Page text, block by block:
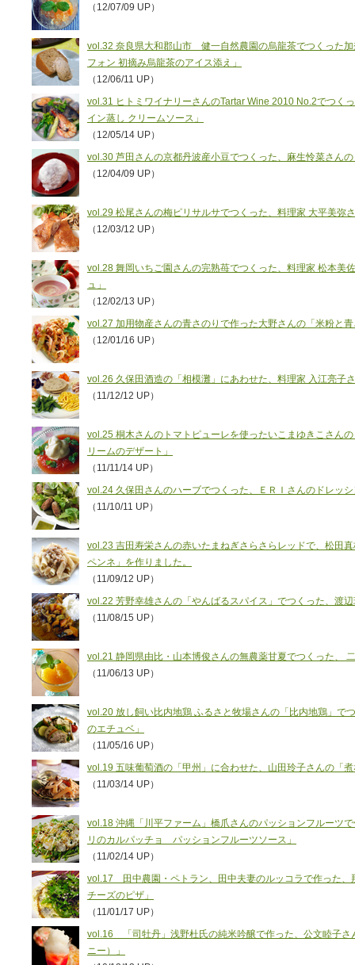
（12/07/09 UP）
vol.32 奈良県大和郡山市 健一自然農園の烏龍茶でつくった
フォン 初摘み烏龍茶のアイス添え」
（12/06/11 UP）
vol.31 ヒトミワイナリーさんのTartar Wine 2010 No.2でつく
イン蒸し クリームソース」
（12/05/14 UP）
vol.30 芦田さんの京都丹波産小豆でつくった、麻生怜菜さん
（12/04/09 UP）
vol.29 松尾さんの梅ピリサルサでつくった、料理家 大平美弥
（12/03/12 UP）
vol.28 舞岡いちご園さんの完熟苺でつくった、料理家 松本美
ュ」
（12/02/13 UP）
vol.27 加用物産さんの青さのりで作った大野さんの「米粉と
（12/01/16 UP）
vol.26 久保田酒造の「相模灘」にあわせた、料理家 入江亮子
（11/12/12 UP）
vol.25 桐木さんのトマトピューレを使ったいこまゆきこさん
リームのデザート」
（11/11/14 UP）
vol.24 久保田さんのハーブでつくった、ＥＲＩさんのドレッ
（11/10/11 UP）
vol.23 吉田寿栄さんの赤いたまねぎさらさらレッドで、松田
ペンネ」を作りました。
（11/09/12 UP）
vol.22 芳野幸雄さんの「やんばるスパイス」でつくった、渡
（11/08/15 UP）
vol.21 静岡県由比・山本博俊さんの無農薬甘夏でつくった、
（11/06/13 UP）
vol.20 放し飼い比内地鶏 ふるさと牧場さんの「比内地鶏」で
のエチュベ」
（11/05/16 UP）
vol.19 五味葡萄酒の「甲州」に合わせた、山田玲子さんの「
（11/03/14 UP）
vol.18 沖縄「川平ファーム」橋爪さんのパッションフルーツ
リのカルパッチョ パッションフルーツソース」
（11/02/14 UP）
vol.17 田中農園・ペトラン、田中夫妻のルッコラで作った、
チーズのピザ」
（11/01/17 UP）
vol.16 「司牡丹」浅野杜氏の純米吟醸で作った、公文睦子さ
ニー）」